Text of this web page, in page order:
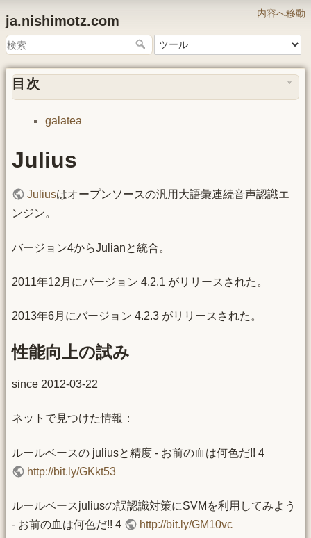
内容へ移動
ja.nishimotz.com
目次
galatea
Julius
Juliusはオープンソースの汎用大語彙連続音声認識エ
ンジン。
バージョン4からJulianと統合。
2011年12月にバージョン 4.2.1 がリリースされた。
2013年6月にバージョン 4.2.3 がリリースされた。
性能向上の試み
since 2012-03-22
ネットで見つけた情報：
ルールベースの juliusと精度 - お前の血は何色だ!! 4
http://bit.ly/GKkt53
ルールベースjuliusの誤認識対策にSVMを利用してみよう
- お前の血は何色だ!! 4
http://bit.ly/GM10vc